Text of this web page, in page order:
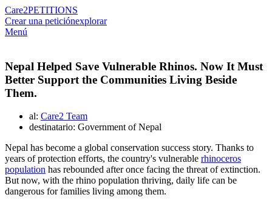
Care2PETITIONS
Crear una peticiónexplorar
Menú
Nepal Helped Save Vulnerable Rhinos. Now It Must
Better Support the Communities Living Beside
Them.
al: Care2 Team
destinatario: Government of Nepal
Nepal has become a global conservation success story. Thanks to
years of protection efforts, the country's vulnerable rhinoceros
population has rebounded after once facing the threat of extinction.
But now, with the rhino population thriving, daily life can be
dangerous for families living among them.